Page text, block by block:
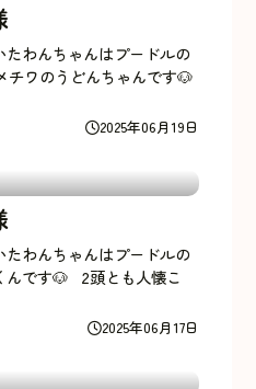
2025年06月19日
わんちゃんはプードルの
チワのうどんちゃんです🐶
2025年06月17日
わんちゃんはプードルの
んです🐶 2頭とも人懐こ